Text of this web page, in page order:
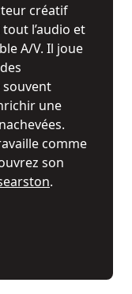
créatif
l’audio et
A/V. Il joue
souvent
une
comme
son
.